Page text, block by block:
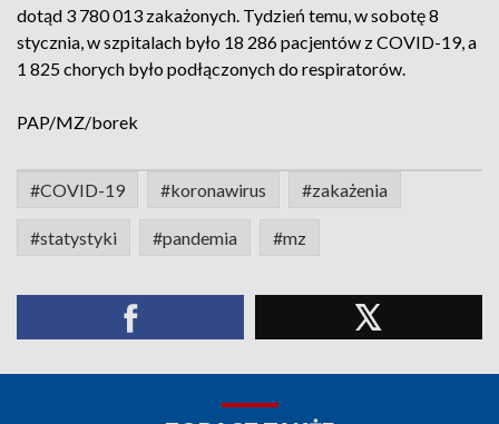
dotąd 3 780 013 zakażonych. Tydzień temu, w sobotę 8
stycznia, w szpitalach było 18 286 pacjentów z COVID-19, a
1 825 chorych było podłączonych do respiratorów.
PAP/MZ/borek
#COVID-19 #koronawirus #zakażenia
#statystyki #pandemia #mz